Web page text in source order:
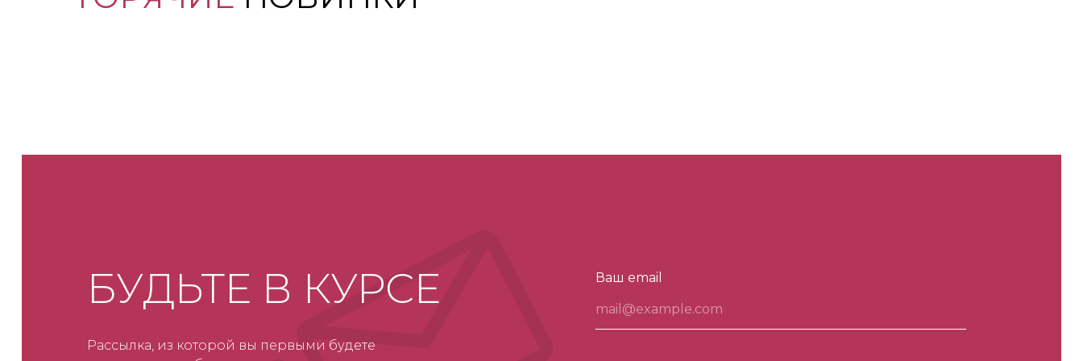
БУДЬТЕ В КУРСЕ
Рассылка, из которой вы первыми будете
Ваш email